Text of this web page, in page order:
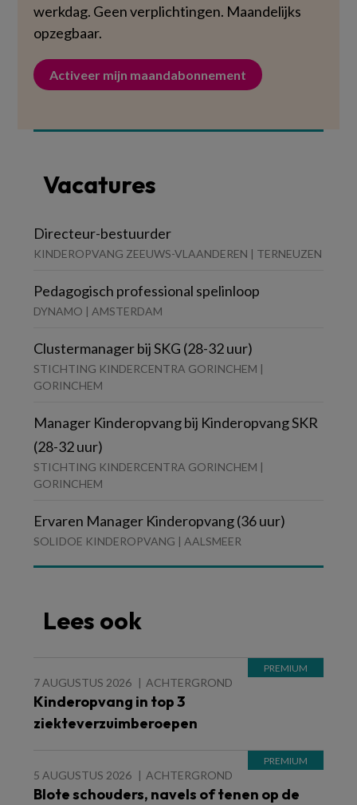
werkdag. Geen verplichtingen. Maandelijks
opzegbaar.
Activeer mijn maandabonnement
Vacatures
Directeur-bestuurder
KINDEROPVANG ZEEUWS-VLAANDEREN | TERNEUZEN
Pedagogisch professional spelinloop
DYNAMO | AMSTERDAM
Clustermanager bij SKG (28-32 uur)
STICHTING KINDERCENTRA GORINCHEM |
GORINCHEM
Manager Kinderopvang bij Kinderopvang SKR
(28-32 uur)
STICHTING KINDERCENTRA GORINCHEM |
GORINCHEM
Ervaren Manager Kinderopvang (36 uur)
SOLIDOE KINDEROPVANG | AALSMEER
Lees ook
7 AUGUSTUS 2026 ACHTERGROND
Kinderopvang in top 3
ziekteverzuimberoepen
5 AUGUSTUS 2026 ACHTERGROND
Blote schouders, navels of tenen op de